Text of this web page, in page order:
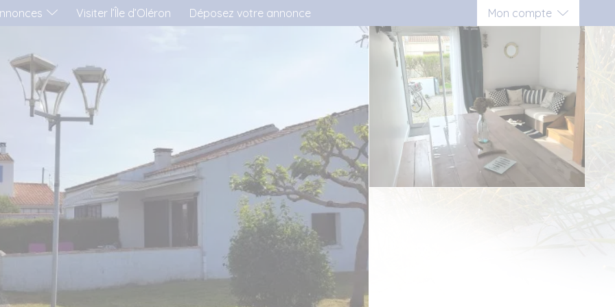
MAISON
APPARTEMENT
MOBIL-HOME
Visiter l’Île d’Oléron Déposez votre annonce Mon compte
Connexion
Inscription propriétaire